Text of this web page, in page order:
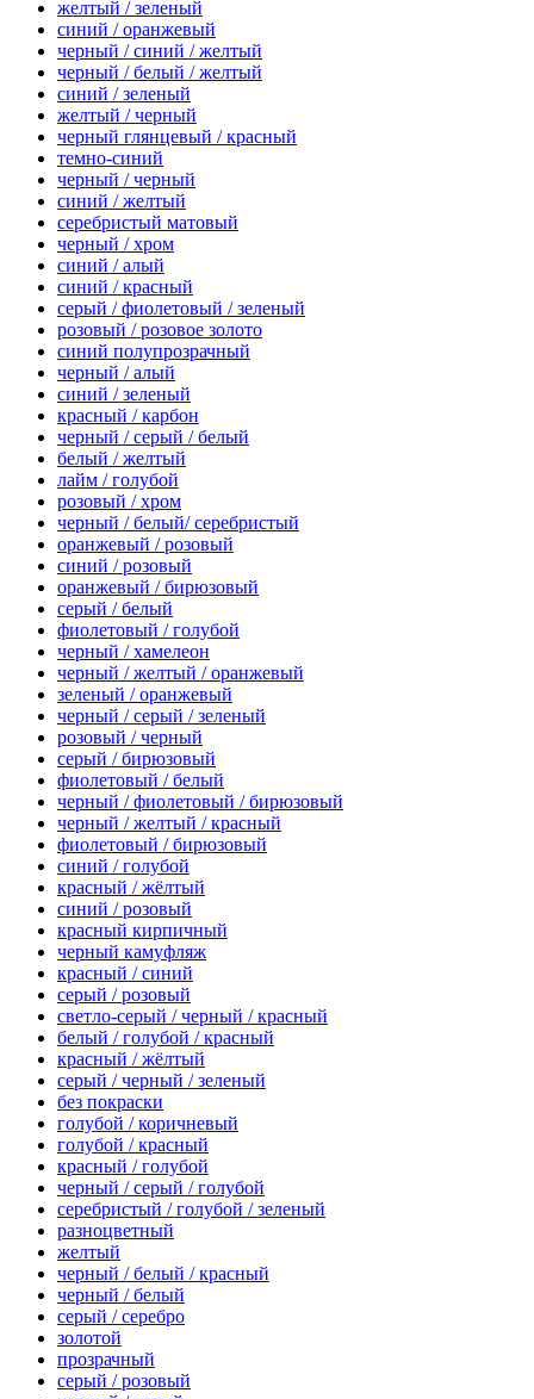
желтый / зеленый
синий / оранжевый
черный / синий / желтый
черный / белый / желтый
синий / зеленый
желтый / черный
черный глянцевый / красный
темно-синий
черный / черный
синий / желтый
серебристый матовый
черный / хром
синий / алый
синий / красный
серый / фиолетовый / зеленый
розовый / розовое золото
синий полупрозрачный
черный / алый
синий / зеленый
красный / карбон
черный / серый / белый
белый / желтый
лайм / голубой
розовый / хром
черный / белый/ серебристый
оранжевый / розовый
синий / розовый
оранжевый / бирюзовый
серый / белый
фиолетовый / голубой
черный / хамелеон
черный / желтый / оранжевый
зеленый / оранжевый
черный / серый / зеленый
розовый / черный
серый / бирюзовый
фиолетовый / белый
черный / фиолетовый / бирюзовый
черный / желтый / красный
фиолетовый / бирюзовый
синий / голубой
красный / жёлтый
синий / розовый
красный кирпичный
черный камуфляж
красный / синий
серый / розовый
светло-серый / черный / красный
белый / голубой / красный
красный / жёлтый
серый / черный / зеленый
без покраски
голубой / коричневый
голубой / красный
красный / голубой
черный / серый / голубой
серебристый / голубой / зеленый
разноцветный
желтый
черный / белый / красный
черный / белый
серый / серебро
золотой
прозрачный
серый / розовый